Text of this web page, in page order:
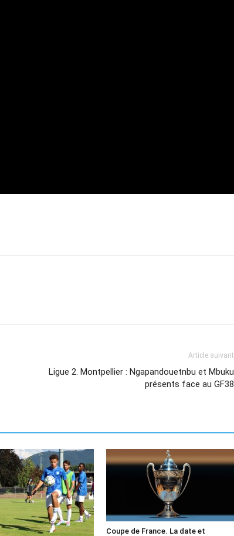
Article suivant
Ligue 2. Montpellier : Ngapandouetnbu et Mbuku
présents face au GF38
Coupe de France. La date et